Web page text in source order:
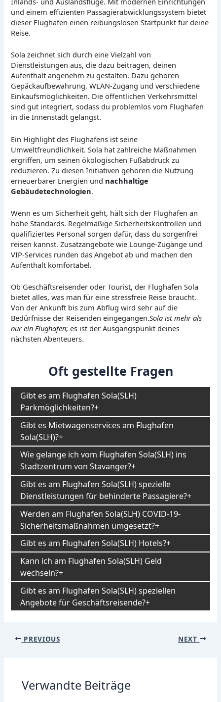
und einem effizienten Passagierabwicklungssystem bietet
dieser Flughafen einen reibungslosen Startpunkt für deine
Reise.
Sola zeichnet sich durch eine Vielzahl von
Dienstleistungen aus, die dazu beitragen, deinen
Aufenthalt angenehm zu gestalten. Dazu gehören
Gepäckaufbewahrung, WLAN-Zugang und verschiedene
Einkaufsmöglichkeiten. Die öffentlichen Verkehrsmittel
sind gut integriert, sodass du problemlos vom Flughafen
in die Innenstadt gelangst.
Ein Highlight des Flughafens ist seine
Umweltfreundlichkeit. Sola hat zahlreiche Maßnahmen
ergriffen, um seinen ökologischen Fußabdruck zu
reduzieren. Zu diesen Initiativen gehören die Nutzung
erneuerbarer Energien und nachhaltige
Gebäudetechnologien.
Wenn es um Sicherheit geht, hält sich der Flughafen an
hohe Standards. Regelmäßige Sicherheitskontrollen und
qualifiziertes Personal sorgen dafür, dass du sorgenfrei
reisen kannst. Zusatzangebote wie Lounge-Zugänge und
VIP-Services runden das Angebot ab und machen den
Aufenthalt komfortabel.
Ob Geschäftsreisender oder Tourist, der Flughafen Sola
bietet alles, was man für eine stressfreie Reise braucht.
Von der Ankunft bis zum Abflug wird sehr auf die
Bedürfnisse der Reisenden eingegangen.Sola ist mehr als
nur ein Flughafen; es ist der Ausgangspunkt deines
nächsten Abenteuers.
Oft gestellte Fragen
Gibt es am Flughafen Sola(SLH)
Parkmöglichkeiten?
Gibt es Mietwagenservices am Flughafen
Sola(SLH)?
Wie gelange ich vom Flughafen Sola(SLH) ins
Stadtzentrum von Stavanger?
Gibt es am Flughafen Sola(SLH) spezielle
Dienstleistungen für behinderte Passagiere?
Werden am Flughafen Sola(SLH) COVID-19-
Sicherheitsmaßnahmen umgesetzt?
Gibt es am Flughafen Sola(SLH) Hotels?
Kann ich am Flughafen Sola(SLH) Geld
wechseln?
Gibt es am Flughafen Sola(SLH) speziellen
Angebote für Geschäftsreisende?
Post
PREVIOUS NEXT
Verwandte Beiträge